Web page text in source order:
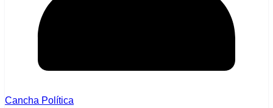
Cancha Política